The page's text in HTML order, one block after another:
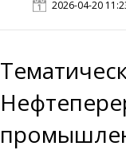
2026-04-20